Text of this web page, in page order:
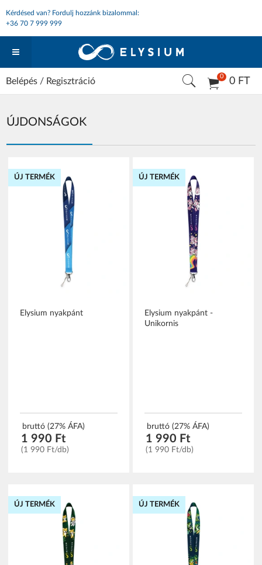
Kérdésed van? Fordulj hozzánk bizalommal:
+36 70 7 999 999
0 0 FT
Belépés / Regisztráció
ÚJDONSÁGOK
ÚJ TERMÉK
Elysium nyakpánt
bruttó (27% ÁFA)
1 990 Ft
(1 990 Ft/db)
ÚJ TERMÉK
Elysium nyakpánt -
Unikornis
bruttó (27% ÁFA)
1 990 Ft
(1 990 Ft/db)
ÚJ TERMÉK ÚJ TERMÉK